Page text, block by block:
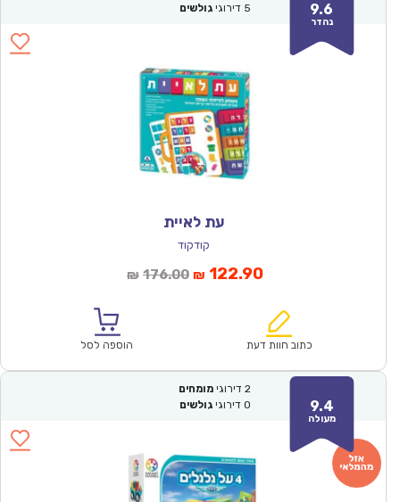
9.6
נהדר
5 דירוגי גולשים
עת לאיית
קודקוד
₪ 176.00המחיר
₪176.00.
₪ 122.90המחיר
הוא:
כתוב חוות דעת הוספה לסל
9.4
מעולה
2 דירוגי מומחים
0 דירוגי גולשים